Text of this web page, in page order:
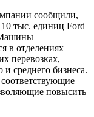
сообщили,
тыс. единиц Ford
Машины
в отделениях
перевозках,
среднего бизнеса.
повысить